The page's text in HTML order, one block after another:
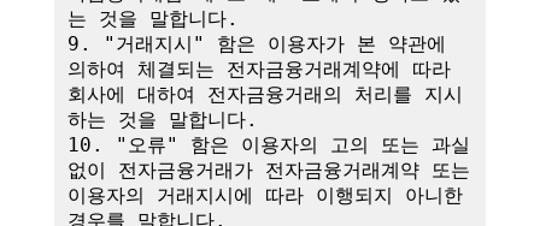
는 것을 말합니다.
9. "거래지시" 함은 이용자가 본 약관에
의하여 체결되는 전자금융거래계약에 따라
회사에 대하여 전자금융거래의 처리를 지시
하는 것을 말합니다.
10. "오류" 함은 이용자의 고의 또는 과실
없이 전자금융거래가 전자금융거래계약 또는
이용자의 거래지시에 따라 이행되지 아니한
경우를 말합니다.